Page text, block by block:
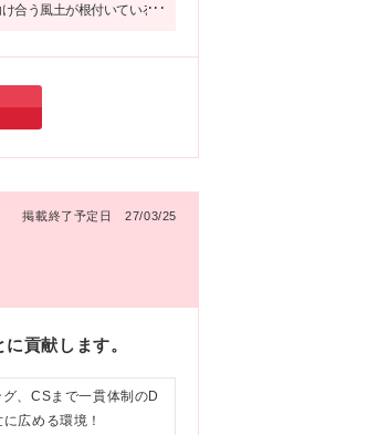
合う風土が根付いている
だと感じました！
掲載終了予定日 27/03/25
貢献します。
、CSまで一貫体制のD
広める環境！